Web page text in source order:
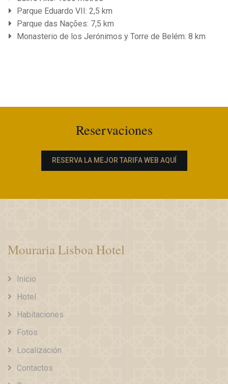
Parque Eduardo VII: 2,5 km
Parque das Nações: 7,5 km
Monasterio de los Jerónimos y Torre de Belém: 8 km
Reservaciones
RESERVA LA MEJOR TARIFA WEB AQUÍ
Mouraria Lisboa Hotel
Inicio
Hotel
Habitaciones
Fotos
Localización
Contactos